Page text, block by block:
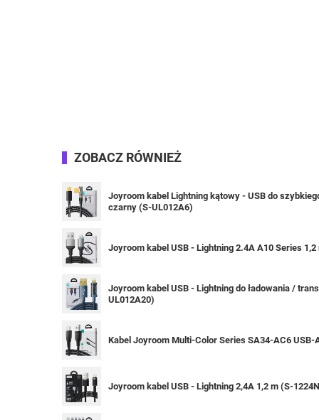
ZOBACZ RÓWNIEŻ
Joyroom kabel Lightning kątowy - USB do
czarny (S-UL012A6)
Joyroom kabel USB - Lightning 2.4A A10 Series
Joyroom kabel USB - Lightning do ładowania /
UL012A20)
Kabel Joyroom Multi-Color Series SA34-AC6
Joyroom kabel USB - Lightning 2,4A 1,2 m (S-